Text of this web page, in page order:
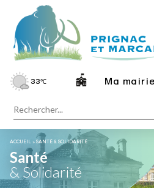
33℃ Ma mairie
ACCUEIL »SANTÉ & SOLIDARITÉ
Santé
& Solidarité